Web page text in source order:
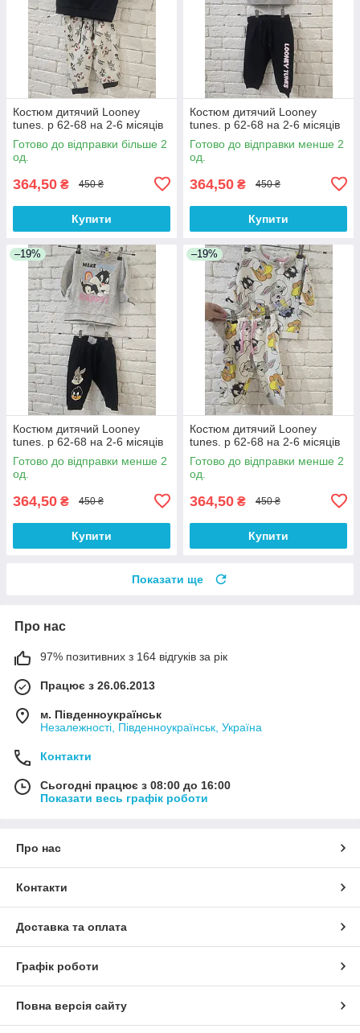
Костюм дитячий Looney
tunes. р 62-68 на 2-6 місяців
Готово до відправки більше 2
од.
364,50 ₴ 450 ₴
Купити
Костюм дитячий Looney
tunes. р 62-68 на 2-6 місяців
Готово до відправки менше 2
од.
364,50 ₴ 450 ₴
Купити
–19%
Костюм дитячий Looney
tunes. р 62-68 на 2-6 місяців
Готово до відправки менше 2
од.
364,50 ₴ 450 ₴
Купити
–19%
Костюм дитячий Looney
tunes. р 62-68 на 2-6 місяців
Готово до відправки менше 2
од.
364,50 ₴ 450 ₴
Купити
Показати ще
Про нас
97% позитивних з 164 відгуків за рік
Працює з 26.06.2013
м. Південноукраїнськ
Незалежності, Південноукраїнськ, Україна
Контакти
Сьогодні працює з 08:00 до 16:00
Показати весь графік роботи
Про нас
Контакти
Доставка та оплата
Графік роботи
Повна версія сайту